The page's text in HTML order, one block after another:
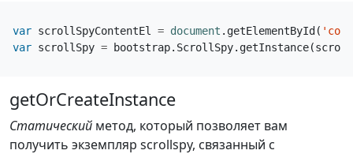
var scrollSpyContentEl = document . getElementById (
var scrollSpy = bootstrap. ScrollSpy. getInstance(
getOrCreateInstance
Статический метод, который позволяет вам
получить экземпляр scrollspy, связанный с